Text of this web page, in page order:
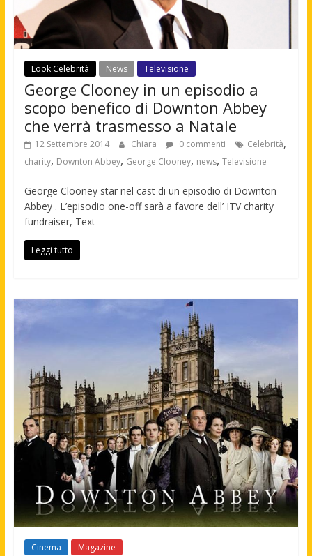
Look Celebrità News Televisione
George Clooney in un episodio a
scopo benefico di Downton Abbey
che verrà trasmesso a Natale
12 Settembre 2014 Chiara 0 commenti Celebrità,
charity, Downton Abbey, George Clooney, news, Televisione
George Clooney star nel cast di un episodio di Downton
Abbey . L’episodio one-off sarà a favore dell’ ITV charity
fundraiser, Text
Leggi tutto
Cinema Magazine